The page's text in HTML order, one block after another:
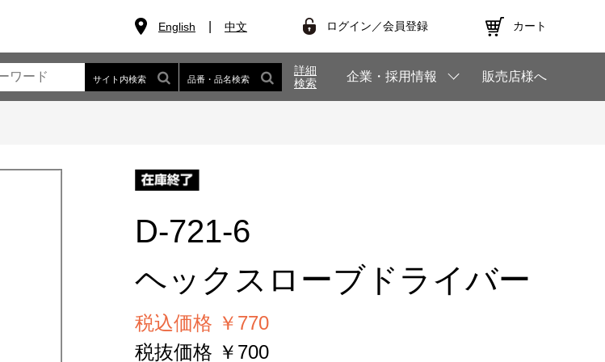
English 中文 ログイン／会員登録 カート
サイト内検索 品番・品名検索
詳細
検索
企業・採用情報 販売店様へ
D-721-6
ヘックスローブドライバー
税込価格 ￥770
税抜価格 ￥700